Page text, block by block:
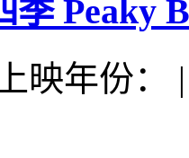
Peaky
上映年份：
|